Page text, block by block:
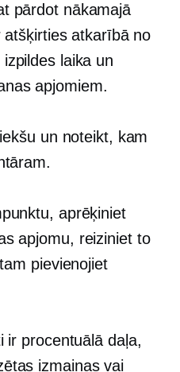
pārdot nākamajā
atkarībā no
laika un
apjomiem.
un noteikt, kam
aprēķiniet
apjomu, reiziniet to
pievienojiet
ir procentuālā daļa,
izmaiņas vai